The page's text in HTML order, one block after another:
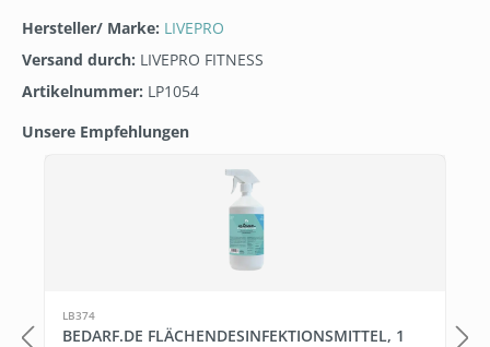
Hersteller/ Marke: LIVEPRO
Versand durch: LIVEPRO FITNESS
Artikelnummer: LP1054
Unsere Empfehlungen
Produktgalerie überspringen
LB374
BEDARF.DE FLÄCHENDESINFEKTIONSMITTEL, 1